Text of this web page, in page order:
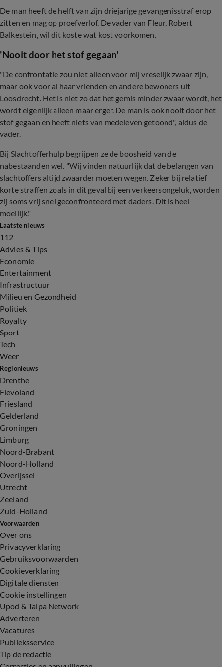
De man heeft de helft van zijn driejarige gevangenisstraf erop
zitten en mag op proefverlof. De vader van Fleur, Robert
Balkestein, wil dit koste wat kost voorkomen.
'Nooit door het stof gegaan'
"De confrontatie zou niet alleen voor mij vreselijk zwaar zijn,
maar ook voor al haar vrienden en andere bewoners uit
Loosdrecht. Het is niet zo dat het gemis minder zwaar wordt, het
wordt eigenlijk alleen maar erger. De man is ook nooit door het
stof gegaan en heeft niets van medeleven getoond", aldus de
vader.
Bij Slachtofferhulp begrijpen ze de boosheid van de
nabestaanden wel. "Wij vinden natuurlijk dat de belangen van
slachtoffers altijd zwaarder moeten wegen. Zeker bij relatief
korte straffen zoals in dit geval bij een verkeersongeluk, worden
zij soms vrij snel geconfronteerd met daders. Dit is heel
moeilijk."
Laatste nieuws
112
Advies & Tips
Economie
Entertainment
Infrastructuur
Milieu en Gezondheid
Politiek
Royalty
Sport
Tech
Weer
Regionieuws
Drenthe
Flevoland
Friesland
Gelderland
Groningen
Limburg
Noord-Brabant
Noord-Holland
Overijssel
Utrecht
Zeeland
Zuid-Holland
Voorwaarden
Over ons
Privacyverklaring
Gebruiksvoorwaarden
Cookieverklaring
Digitale diensten
Cookie instellingen
Upod & Talpa Network
Adverteren
Vacatures
Publieksservice
Tip de redactie